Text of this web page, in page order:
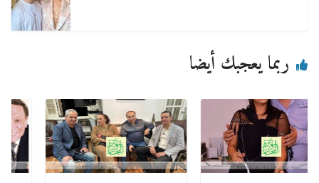
ربما يعجبك أيضا